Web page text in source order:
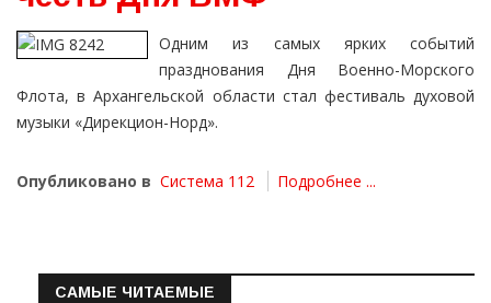
Одним из самых ярких событий
празднования Дня Военно-Морского
Флота, в Архангельской области стал фестиваль духовой
музыки «Дирекцион-Норд».
Опубликовано в Система 112 Подробнее ...
САМЫЕ ЧИТАЕМЫЕ